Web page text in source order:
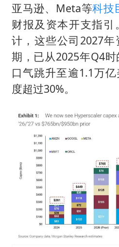
亚马逊、Meta等科技
财报及资本开支指
计，这些公司2027
期，已从2025年Q4
口气跳升至逾1.1万
度超过30%。